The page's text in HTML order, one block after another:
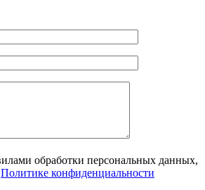
обработки персональных данных,
Политике конфиденциальности